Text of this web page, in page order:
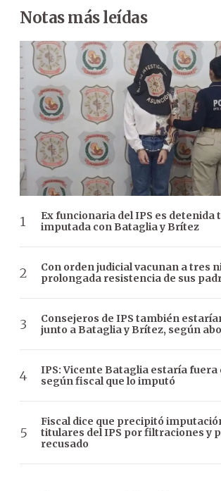
Notas más leídas
Ex funcionaria del IPS es detenida
imputada con Bataglia y Brítez
Con orden judicial vacunan a tres
prolongada resistencia de sus
Consejeros de IPS también
junto a Bataglia y Brítez, según
IPS: Vicente Bataglia estaría fuera
según fiscal que lo imputó
Fiscal dice que precipitó
titulares del IPS por filtraciones y
recusado